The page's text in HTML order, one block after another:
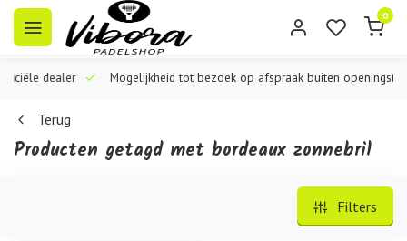
0
dealer Mogelijkheid tot bezoek op afspraak buiten openingstijden
Terug
Producten getagd met bordeaux zonnebril
Filters